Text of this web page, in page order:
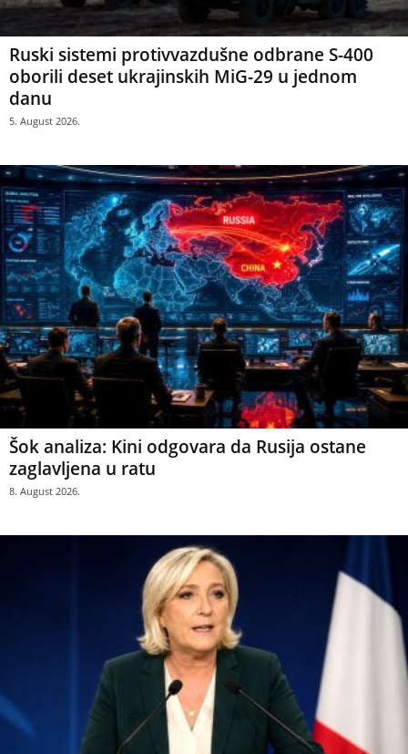
Ruski sistemi protivvazdušne odbrane S-400
oborili deset ukrajinskih MiG-29 u jednom
danu
5. August 2026.
Šok analiza: Kini odgovara da Rusija ostane
zaglavljena u ratu
8. August 2026.